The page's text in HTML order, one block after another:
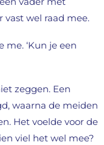
vast wel raad mee.
me. ‘Kun je een
zeggen. Een
waarna de meiden
Het voelde voor de
viel het wel mee?